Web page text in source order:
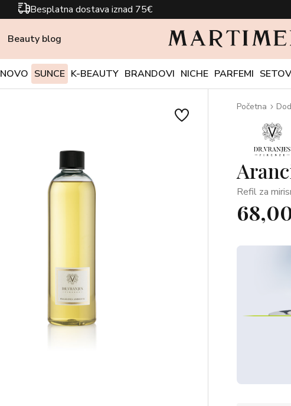
Besplatna dostava iznad 75€
Beauty blog
NOVO SUNCE K-BEAUTY BRANDOVI NICHE PARFEMI
Početna
Refil za